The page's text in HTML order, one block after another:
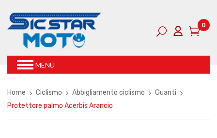
0
MENU
Home Ciclismo Abbigliamento ciclismo
Guanti
Protettore palmo Acerbis Arancio